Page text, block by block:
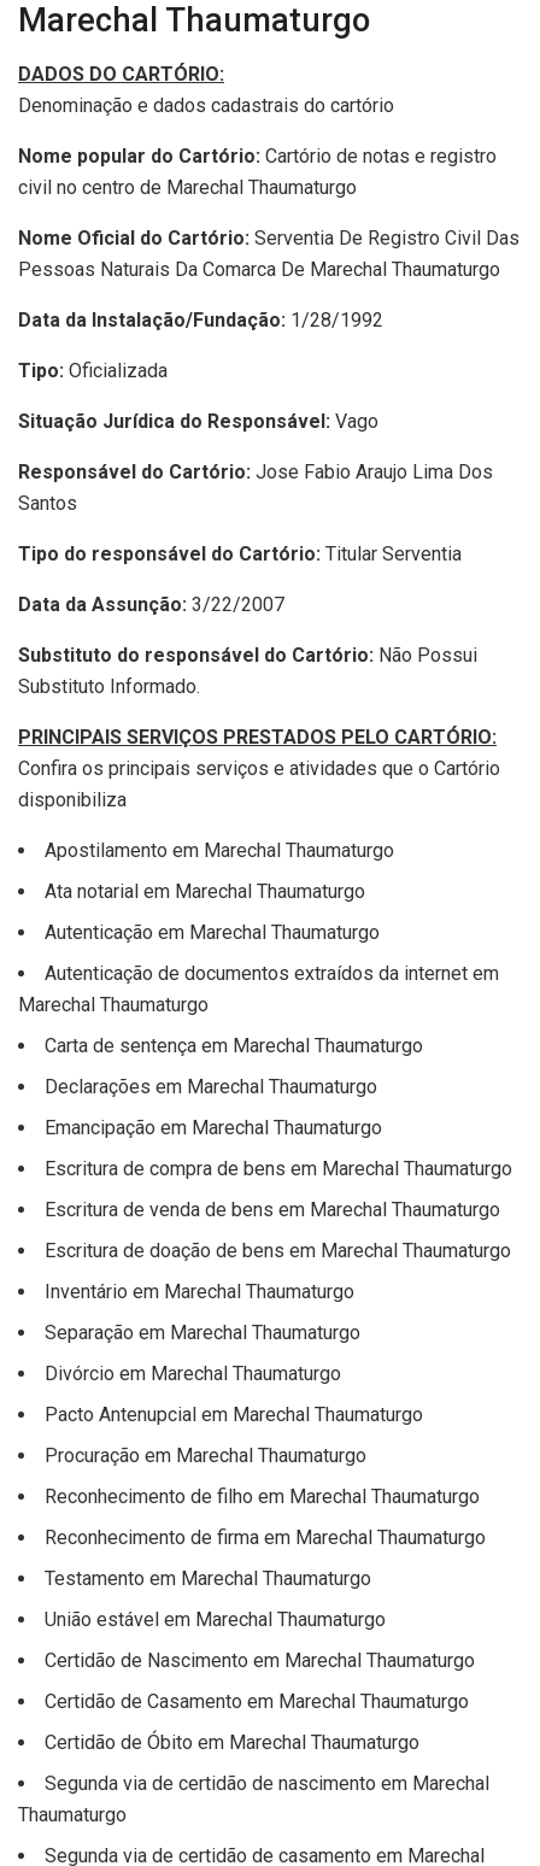
Marechal Thaumaturgo
DADOS DO CARTÓRIO:
Denominação e dados cadastrais do cartório
Nome popular do Cartório: Cartório de notas e registro
civil no centro de Marechal Thaumaturgo
Nome Oficial do Cartório: Serventia De Registro Civil Das
Pessoas Naturais Da Comarca De Marechal Thaumaturgo
Data da Instalação/Fundação: 1/28/1992
Tipo: Oficializada
Situação Jurídica do Responsável: Vago
Responsável do Cartório: Jose Fabio Araujo Lima Dos
Santos
Tipo do responsável do Cartório: Titular Serventia
Data da Assunção: 3/22/2007
Substituto do responsável do Cartório: Não Possui
Substituto Informado.
PRINCIPAIS SERVIÇOS PRESTADOS PELO CARTÓRIO:
Confira os principais serviços e atividades que o Cartório
disponibiliza
Apostilamento em Marechal Thaumaturgo
Ata notarial em Marechal Thaumaturgo
Autenticação em Marechal Thaumaturgo
Autenticação de documentos extraídos da internet em
Marechal Thaumaturgo
Carta de sentença em Marechal Thaumaturgo
Declarações em Marechal Thaumaturgo
Emancipação em Marechal Thaumaturgo
Escritura de compra de bens em Marechal Thaumaturgo
Escritura de venda de bens em Marechal Thaumaturgo
Escritura de doação de bens em Marechal Thaumaturgo
Inventário em Marechal Thaumaturgo
Separação em Marechal Thaumaturgo
Divórcio em Marechal Thaumaturgo
Pacto Antenupcial em Marechal Thaumaturgo
Procuração em Marechal Thaumaturgo
Reconhecimento de filho em Marechal Thaumaturgo
Reconhecimento de firma em Marechal Thaumaturgo
Testamento em Marechal Thaumaturgo
União estável em Marechal Thaumaturgo
Certidão de Nascimento em Marechal Thaumaturgo
Certidão de Casamento em Marechal Thaumaturgo
Certidão de Óbito em Marechal Thaumaturgo
Segunda via de certidão de nascimento em Marechal
Thaumaturgo
Segunda via de certidão de casamento em Marechal